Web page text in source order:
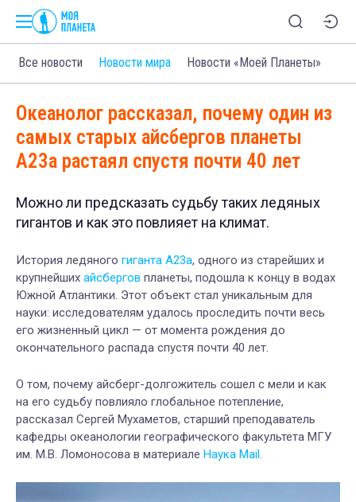
Все новости Новости мира Новости «Моей Планеты»
Океанолог рассказал, почему один из
самых старых айсбергов планеты
A23a растаял спустя почти 40 лет
Можно ли предсказать судьбу таких ледяных
гигантов и как это повлияет на климат.
История ледяного гиганта A23a, одного из старейших и
крупнейших айсбергов планеты, подошла к концу в водах
Южной Атлантики. Этот объект стал уникальным для
науки: исследователям удалось проследить почти весь
его жизненный цикл — от момента рождения до
окончательного распада спустя почти 40 лет.
О том, почему айсберг-долгожитель сошел с мели и как
на его судьбу повлияло глобальное потепление,
рассказал Сергей Мухаметов, старший преподаватель
кафедры океанологии географического факультета МГУ
им. М.В. Ломоносова в материале Наука Mail.